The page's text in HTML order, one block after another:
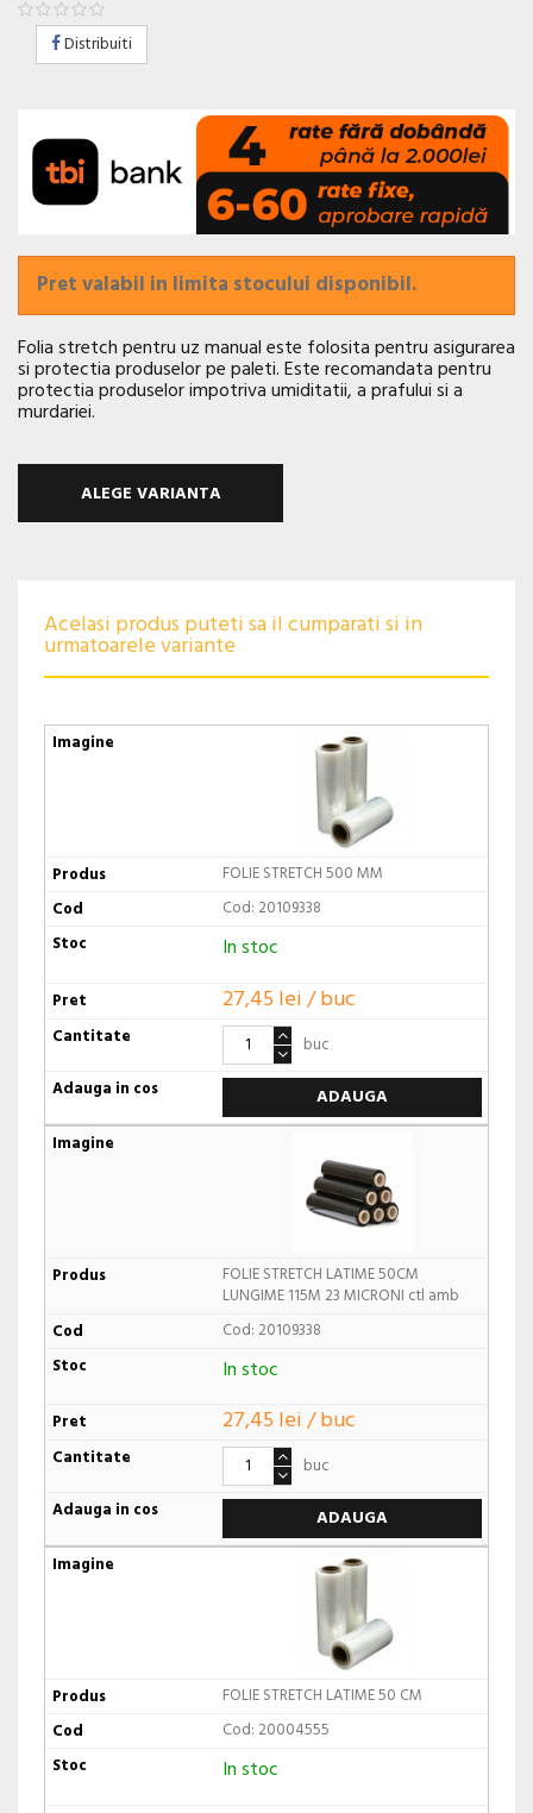
Distribuiti
Pret valabil in limita stocului disponibil.
Folia stretch pentru uz manual este folosita pentru asigurarea
si protectia produselor pe paleti. Este recomandata pentru
protectia produselor impotriva umiditatii, a prafului si a
murdariei.
ALEGE VARIANTA
Acelasi produs puteti sa il cumparati si in
urmatoarele variante
FOLIE STRETCH 500 MM
Cod: 20109338
In stoc
27,45 lei / buc
buc
ADAUGA
FOLIE STRETCH LATIME 50CM
LUNGIME 115M 23 MICRONI ctl amb
Cod: 20109338
In stoc
27,45 lei / buc
buc
ADAUGA
FOLIE STRETCH LATIME 50 CM
Cod: 20004555
In stoc